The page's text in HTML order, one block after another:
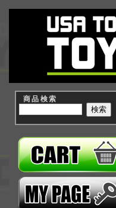
商品検索